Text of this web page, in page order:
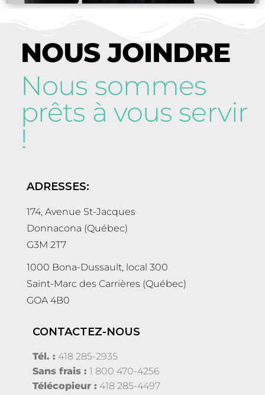
NOUS JOINDRE
Nous sommes
prêts à vous servir
!
ADRESSES:
174, Avenue St-Jacques
Donnacona (Québec)
G3M 2T7
1000 Bona-Dussault, local 300
Saint-Marc des Carrières (Québec)
GOA 4B0
CONTACTEZ-NOUS
Tél. : 418 285-2935
Sans frais : 1 800 470-4256
Télécopieur : 418 285-4497